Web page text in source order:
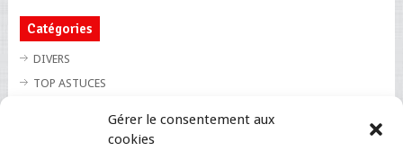
Gérer le consentement aux
cookies
Catégories
DIVERS
TOP ASTUCES